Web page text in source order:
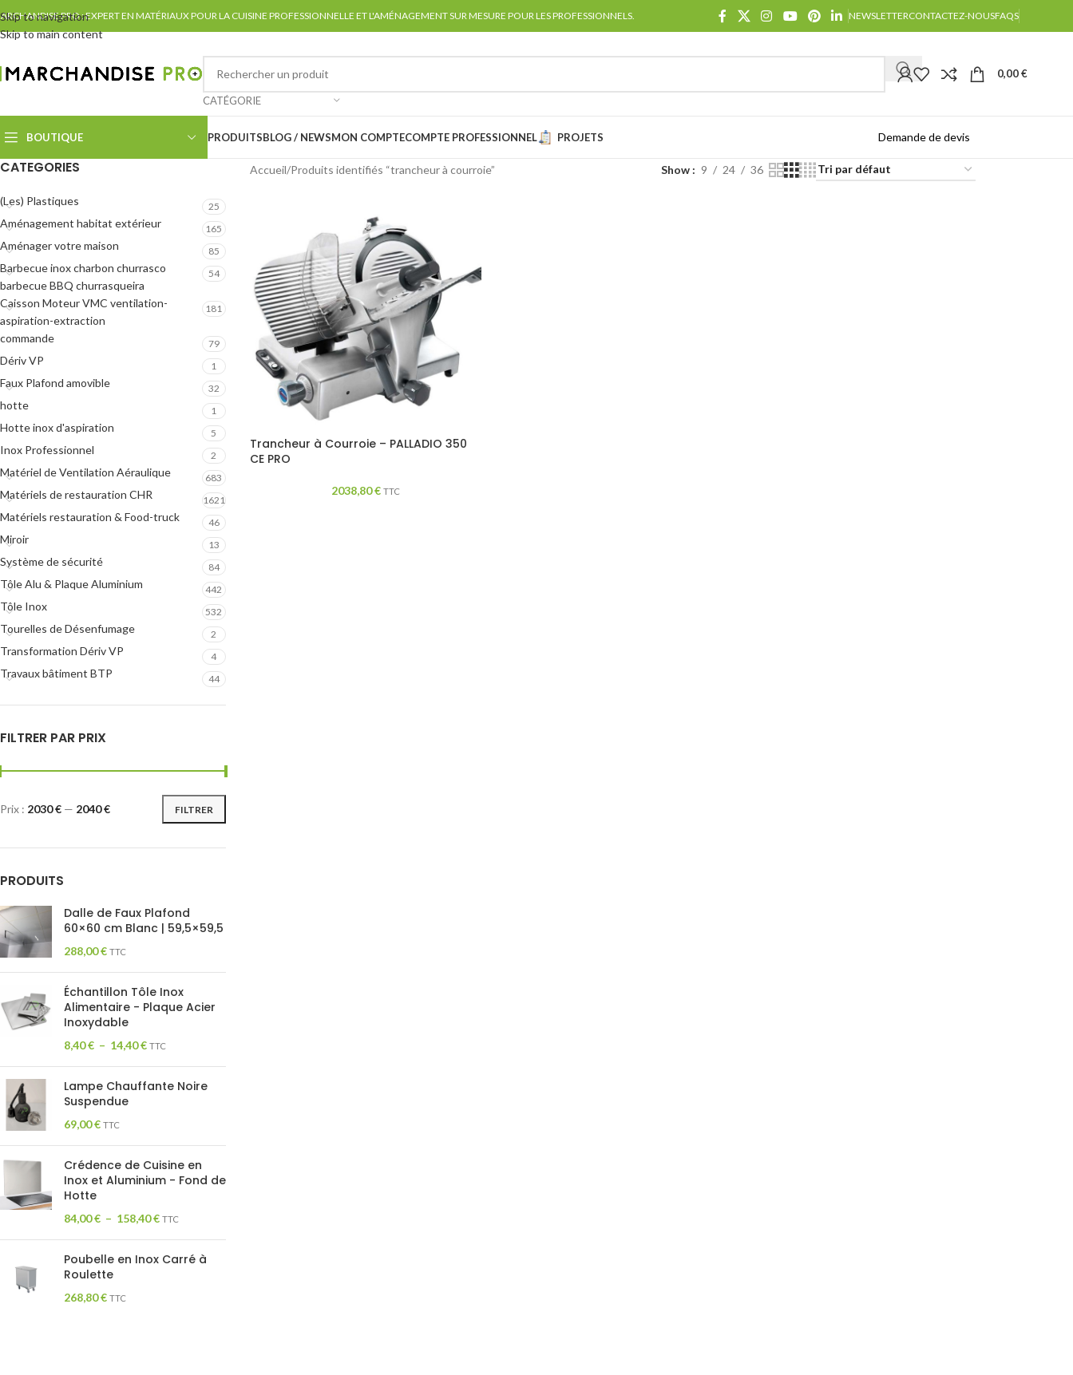
Skip to navigation
Skip to main content
PRO : EXPERT EN MATÉRIAUX POUR LA CUISINE PROFESSIONNELLE ET L'AMÉNAGEMENT SUR MESURE POUR LES PROFESSIONNELS. NEWSLETTERCONTACTEZ-NOUSFAQS
CATÉGORIE
0,00€
BOUTIQUE PRODUITSBLOG / NEWSMON COMPTECOMPTE PROFESSIONNEL PROJETS Demande de devis
CATEGORIES
(Les) Plastiques 25
Aménagement habitat extérieur 165
Aménager votre maison 85
Barbecue inox charbon churrasco
barbecue BBQ churrasqueira
54
Caisson Moteur VMC ventilation-
aspiration-extraction
181
commande 79
Dériv VP 1
Faux Plafond amovible 32
hotte 1
Hotte inox d'aspiration 5
Inox Professionnel 2
Matériel de Ventilation Aéraulique 683
Matériels de restauration CHR 1621
Matériels restauration & Food-truck 46
Miroir 13
Système de sécurité 84
Tôle Alu & Plaque Aluminium 442
Tôle Inox 532
Tourelles de Désenfumage 2
Transformation Dériv VP 4
Travaux bâtiment BTP 44
FILTRER PAR PRIX
FILTRER
Prix : 2030 € — 2040 €
PRODUITS
Dalle de Faux Plafond
60×60 cm Blanc | 59,5×59,5
288,00€ TTC
Échantillon Tôle Inox
Alimentaire - Plaque Acier
Inoxydable
8,40€ – 14,40€ TTC
Lampe Chauffante Noire
Suspendue
69,00€ TTC
Crédence de Cuisine en
Inox et Aluminium - Fond de
Hotte
84,00€ – 158,40€ TTC
Poubelle en Inox Carré à
Roulette
268,80€ TTC
Accueil Produits identifiés “trancheur à courroie” Show 9 24 36
Trancheur à Courroie – PALLADIO 350
CE PRO
2038,80€ TTC